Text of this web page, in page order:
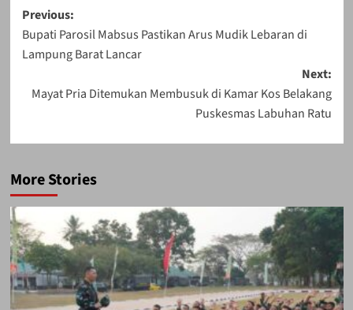
Post
navigation
Previous:
Bupati Parosil Mabsus Pastikan Arus Mudik Lebaran di
Lampung Barat Lancar
Next:
Mayat Pria Ditemukan Membusuk di Kamar Kos Belakang
Puskesmas Labuhan Ratu
More Stories